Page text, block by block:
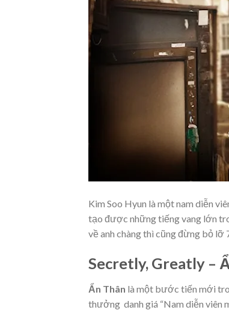
Kim Soo Hyun là một nam diễn
tạo được những tiếng vang lớn
về anh chàng thì cũng đừng bỏ lỡ
Secretly, Greatly –
Ẩn Thân là một bước tiến mới
thưởng danh giá “Nam diễn viên